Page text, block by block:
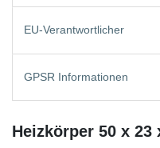
EU-Verantwortlicher
GPSR Informationen
Heizkörper 50 x 23